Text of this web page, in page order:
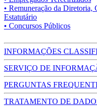
• Remuneração da
Estatutário
• Concursos Públicos
INFORMAÇÕES
SERVIÇO DE
PERGUNTAS
TRATAMENTO DE